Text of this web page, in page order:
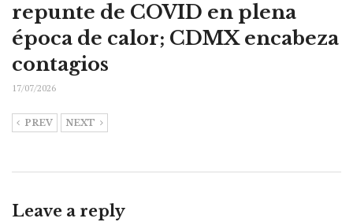
repunte de COVID en plena
época de calor; CDMX encabeza
contagios
17/07/2026
PREV NEXT
Leave a reply